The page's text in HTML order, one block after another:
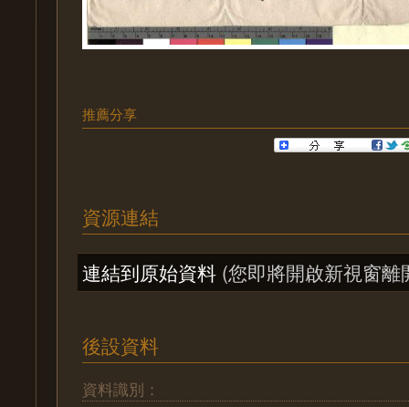
推薦分享
資源連結
連結到原始資料 (您即將開啟新視窗離
後設資料
資料識別：